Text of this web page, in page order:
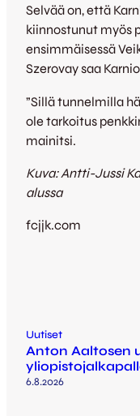
Selvää on, että
kiinnostunut myös
ensimmäisessä
Szerovay saa
”Sillä tunnelmilla
ole tarkoitus
mainitsi.
Kuva: Antti-Jussi
alussa
fcjjk.com
Uutiset
Anton Aaltosen
6.8.2026